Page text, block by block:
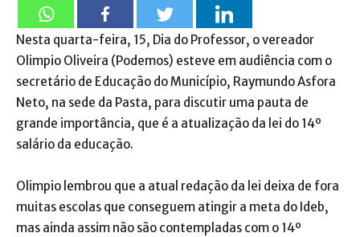
Nesta quarta-feira, 15, Dia do Professor, o vereador
Olimpio Oliveira (Podemos) esteve em audiência com o
secretário de Educação do Município, Raymundo Asfora
Neto, na sede da Pasta, para discutir uma pauta de
grande importância, que é a atualização da lei do 14º
salário da educação.
Olimpio lembrou que a atual redação da lei deixa de fora
muitas escolas que conseguem atingir a meta do Ideb,
mas ainda assim não são contempladas com o 14º